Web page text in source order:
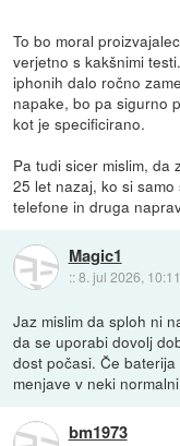
To bo moral
verjetno s kakšnimi
iphonih dalo ročno
napake, bo pa sigurno
kot je specificirano.
Pa tudi sicer mislim, da
25 let nazaj, ko si
telefone in druga
Magic1
::8. jul 2026, 10:11
Jaz mislim da sploh ni
da se uporabi dovolj
dost počasi. Če
menjave v neki
bm1973